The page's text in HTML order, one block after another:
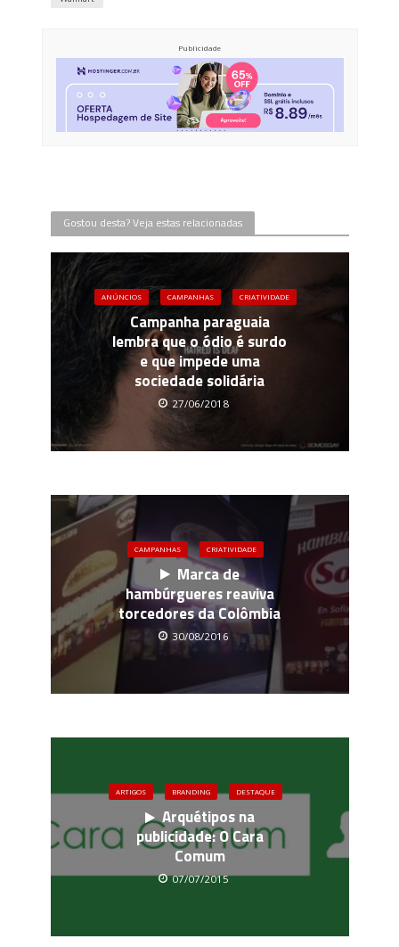
Publicidade
Gostou desta? Veja estas relacionadas
ANÚNCIOS CAMPANHAS CRIATIVIDADE
Campanha paraguaia
lembra que o ódio é surdo
e que impede uma
sociedade solidária
27/06/2018
CAMPANHAS CRIATIVIDADE
Marca de
hambúrgueres reaviva
torcedores da Colômbia
30/08/2016
ARTIGOS BRANDING DESTAQUE
Arquétipos na
publicidade: O Cara
Comum
07/07/2015